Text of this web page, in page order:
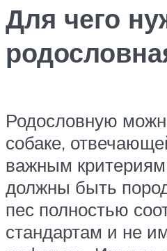
Для чего
Родословную
собаке,
важным
должны быть
пес полностью
стандартам и не